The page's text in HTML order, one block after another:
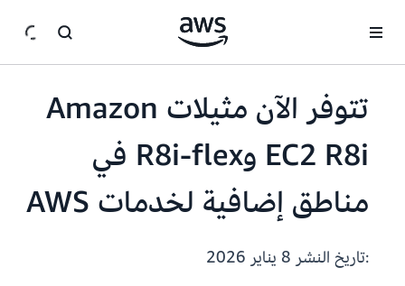
تتوفر الآن مثيلات Amazon
EC2 R8i وR8i-flex في
مناطق إضافية لخدمات AWS
:تاريخ النشر